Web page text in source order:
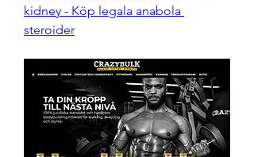
kidney - Köp legala anabola
steroider